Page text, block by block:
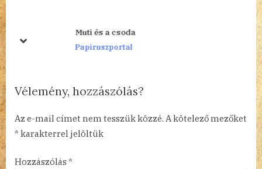
u
s
:
Muti és a csoda
Papiruszportal
prev
next
Vélemény, hozzászólás?
Az e-mail címet nem tesszük közzé. A kötelező mezőket
* karakterrel jelöltük
Hozzászólás *